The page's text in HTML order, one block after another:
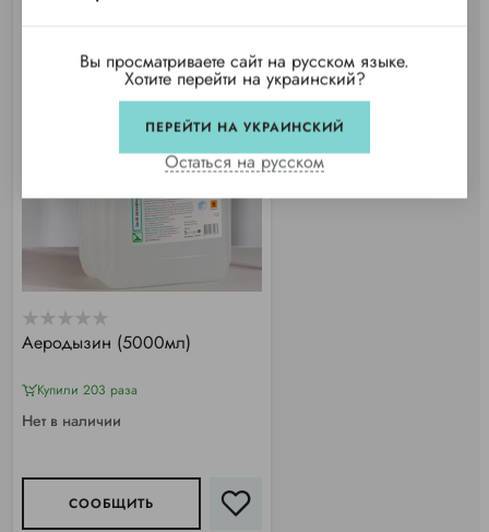
Аеродызин (5000мл)
Купили 203 раза
Нет в наличии
СООБЩИТЬ
Вы просматриваете сайт на русском языке.
Хотите перейти на украинский?
ПЕРЕЙТИ НА УКРАИНСКИЙ
Остаться на русском